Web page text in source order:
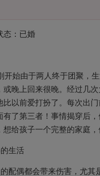
态：已婚
始由于两人终于团聚，
晚上回来很晚。经过几
以前爱打扮了。每次出
了第三者！事情揭穿后
给孩子一个完整的家庭，
生活
配偶都会带来伤害，尤其